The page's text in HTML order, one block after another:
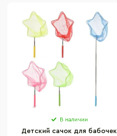
В наличии
Детский сачок для бабочек